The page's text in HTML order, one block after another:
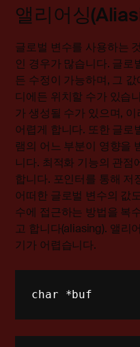
앨리어싱
글로벌 변수를 사용하는
인 경우가 많습니다. 글로
든 수정이 가능하며, 그
디에든 위치할 수가 있습
가 생성될 수가 있으며,
어렵게 합니다. 또한 글로
램의 어느 부분이 영향을
니다. 최적화 기능의 관점
합니다. 포인터를 통해 저
어떠한 글로벌 변수의 값
수에 접근하는 방법을 복
고 합니다(aliasing). 앨리
기가 어렵습니다.
char *buf